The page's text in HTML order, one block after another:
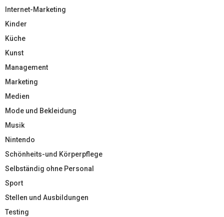
Internet-Marketing
Kinder
Küche
Kunst
Management
Marketing
Medien
Mode und Bekleidung
Musik
Nintendo
Schönheits-und Körperpflege
Selbständig ohne Personal
Sport
Stellen und Ausbildungen
Testing